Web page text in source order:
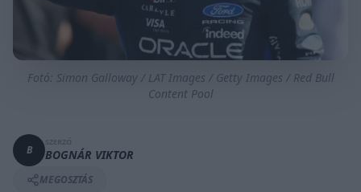
Fotó: Simon Galloway / LAT Images / Getty Images / Red Bull
Content Pool
B BOGNÁR VIKTOR
MEGOSZTÁS